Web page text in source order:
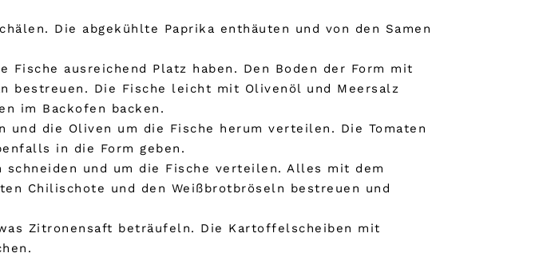
Die abgekühlte Paprika enthäuten und von den Samen
ausreichend Platz haben. Den Boden der Form mit
bestreuen. Die Fische leicht mit Olivenöl und Meersalz
im Backofen backen.
und die Oliven um die Fische herum verteilen. Die Tomaten
in die Form geben.
und um die Fische verteilen. Alles mit dem
Chilischote und den Weißbrotbröseln bestreuen und
Zitronensaft beträufeln. Die Kartoffelscheiben mit